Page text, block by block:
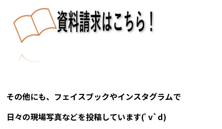
その他にも、フェイスブックやインスタグラムで
日々の現場写真などを投稿しています(ﾟv`d)